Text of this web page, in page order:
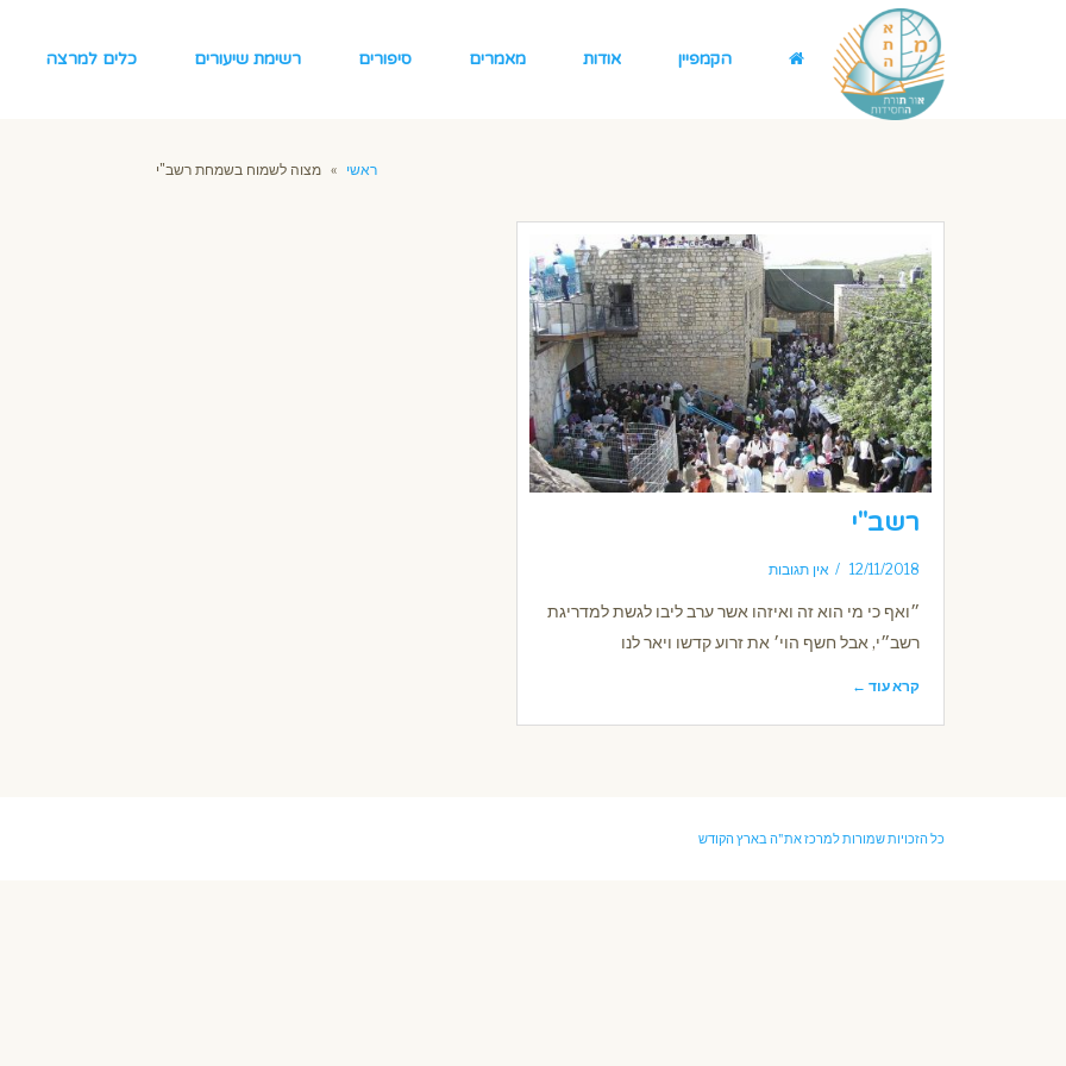
הקמפיין אודות מאמרים סיפורים רשימת שיעורים כלים למרצה
ראשי » מצוה לשמוח בשמחת רשב"י
רשב"י
12/11/2018 אין תגובות
״ואף כי מי הוא זה ואיזהו אשר ערב ליבו לגשת למדריגת
רשב״י, אבל חשף הוי׳ את זרוע קדשו ויאר לנו
קרא עוד ←
כל הזכויות שמורות למרכז את"ה בארץ הקודש